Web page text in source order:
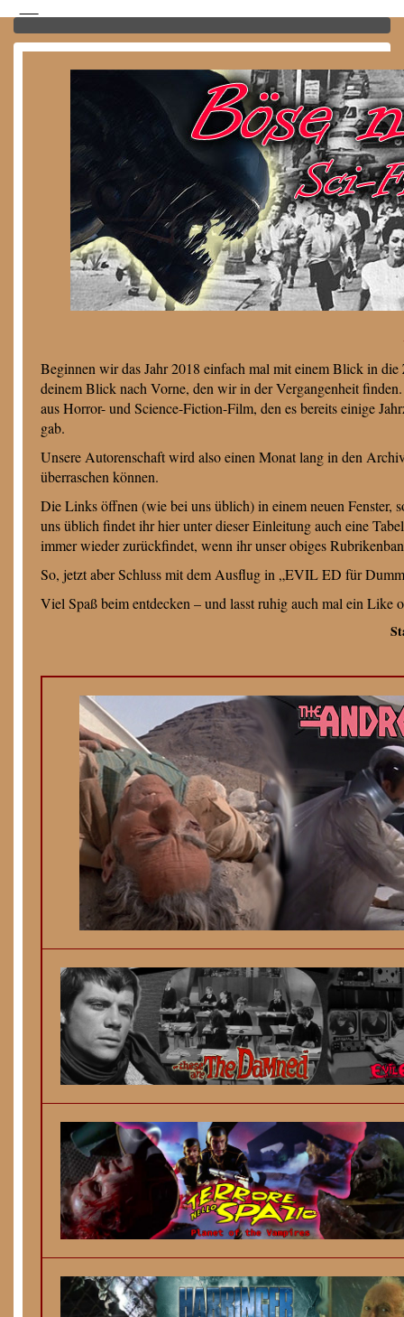
Beginnen wir das Jahr 2018 einfach mal mit einem Blick in
deinem Blick nach Vorne, den wir in der Vergangenheit
aus Horror- und Science-Fiction-Film, den es bereits einige
gab.
Unsere Autorenschaft wird also einen Monat lang in den
überraschen können.
Die Links öffnen (wie bei uns üblich) in einem neuen Fenster,
uns üblich findet ihr hier unter dieser Einleitung auch eine
immer wieder zurückfindet, wenn ihr unser obiges
So, jetzt aber Schluss mit dem Ausflug in „EVIL ED für
Viel Spaß beim entdecken – und lasst ruhig auch mal ein Like